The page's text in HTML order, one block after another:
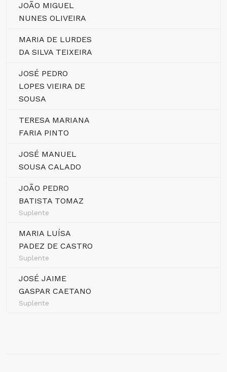
JOÃO MIGUEL
NUNES OLIVEIRA
MARIA DE LURDES
DA SILVA TEIXEIRA
JOSÉ PEDRO
LOPES VIEIRA DE
SOUSA
TERESA MARIANA
FARIA PINTO
JOSÉ MANUEL
SOUSA CALADO
JOÃO PEDRO
BATISTA TOMAZ
Suplente
MARIA LUÍSA
PADEZ DE CASTRO
Suplente
JOSÉ JAIME
GASPAR CAETANO
Suplente